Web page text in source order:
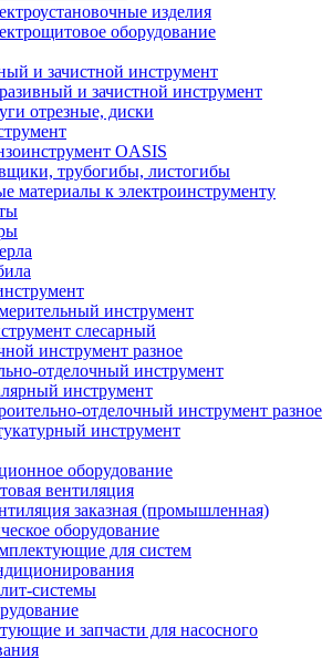
изделия
оборудование
и зачистной инструмент
и зачистной инструмент
отрезные, диски
OASIS
трубогибы, листогибы
материалы к электроинструменту
инструмент
слесарный
инструмент разное
отделочный инструмент
инструмент
отделочный инструмент разное
инструмент
оборудование
вентиляция
заказная (промышленная)
оборудование
для систем
системы
и запчасти для насосного